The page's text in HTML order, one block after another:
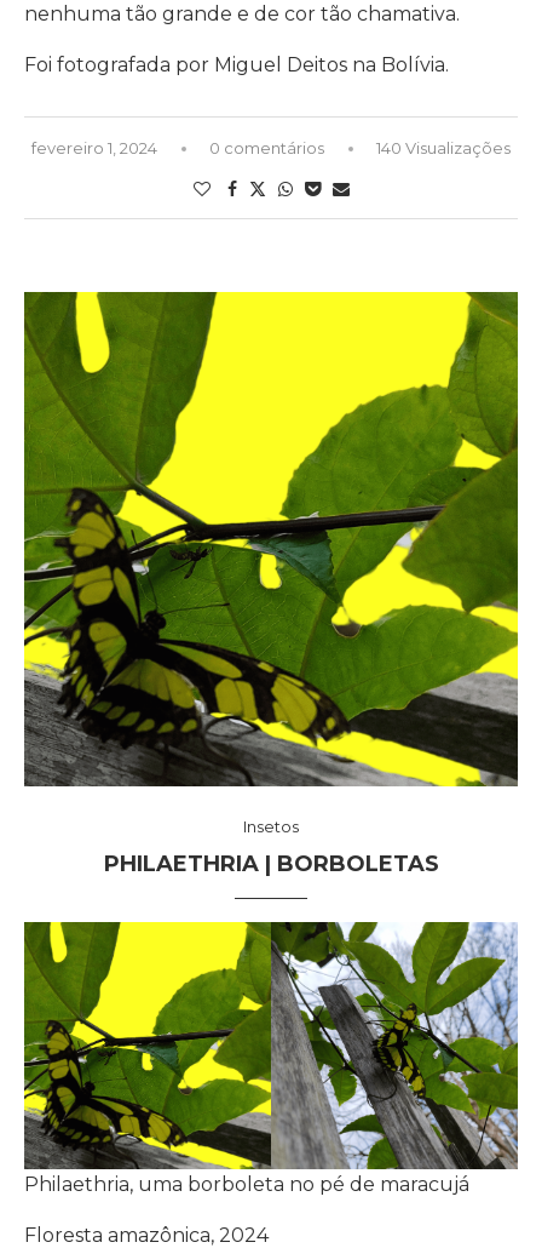
nenhuma tão grande e de cor tão chamativa.
Foi fotografada por Miguel Deitos na Bolívia.
fevereiro 1, 2024 0 comentários 140 Visualizações
Insetos
PHILAETHRIA | BORBOLETAS
Philaethria, uma borboleta no pé de maracujá
Floresta amazônica, 2024